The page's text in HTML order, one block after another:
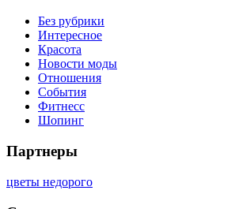
Без рубрики
Интересное
Красота
Новости моды
Отношения
События
Фитнесс
Шопинг
Партнеры
цветы недорого